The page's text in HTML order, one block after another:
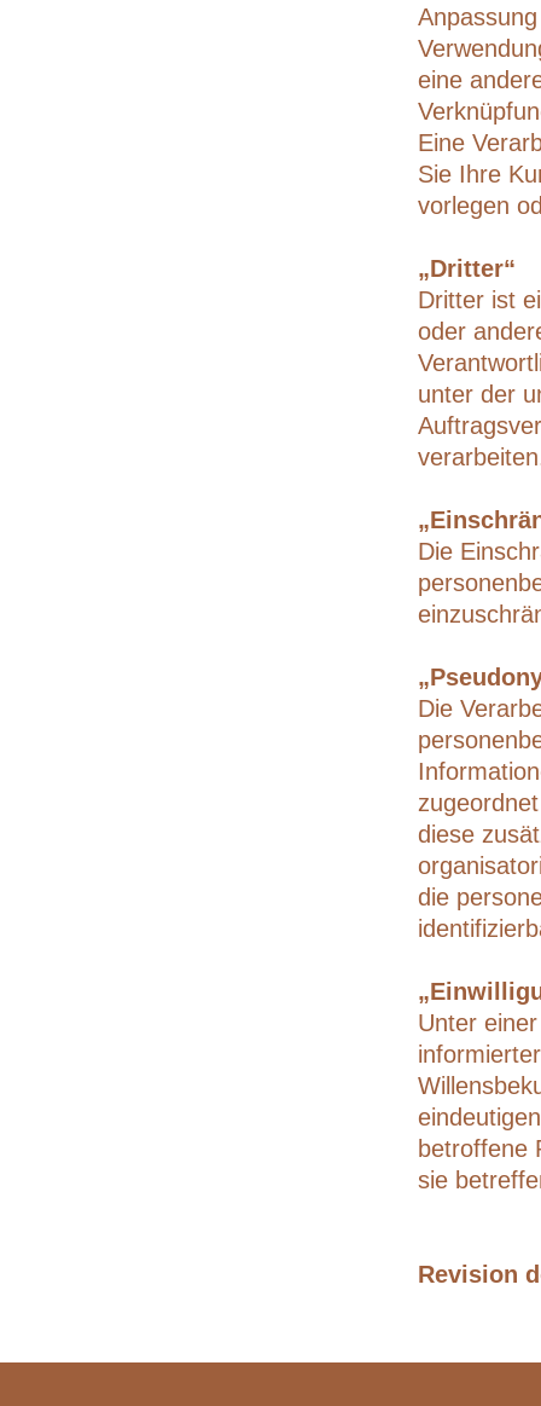
eine
Eine
Sie Ihre
vorlegen
„Dritter“
Dritter ist
oder
unter der
Die
Die
diese
die
Unter
betroffene
sie
Revision